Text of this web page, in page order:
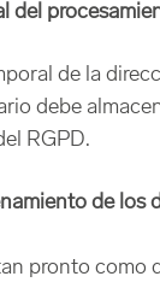
del
de la
debe
RGPD.
de los
pronto como